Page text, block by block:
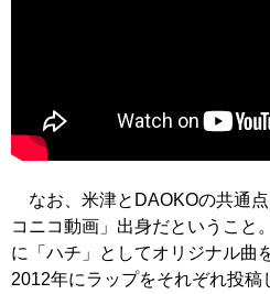
なお、米津とDAOKOの共通
コニコ動画」出身だということ
に「ハチ」としてオリジナル曲
2012年にラップをそれぞれ投稿